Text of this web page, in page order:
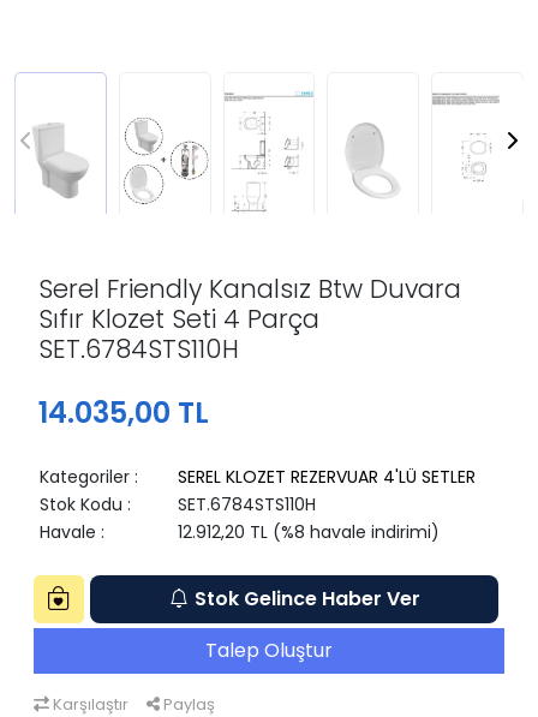
Serel Friendly Kanalsız Btw Duvara
Sıfır Klozet Seti 4 Parça
SET.6784STS110H
14.035,00 TL
Kategoriler :
SEREL KLOZET REZERVUAR 4'LÜ SETLER
Stok Kodu :
SET.6784STS110H
Havale : 12.912,20 TL (%8 havale indirimi)
Stok Gelince Haber Ver
Talep Oluştur
Karşılaştır Paylaş